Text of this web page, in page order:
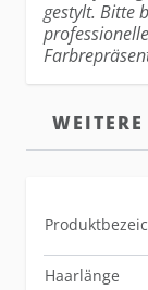
gestylt. Bitte
Haarlänge